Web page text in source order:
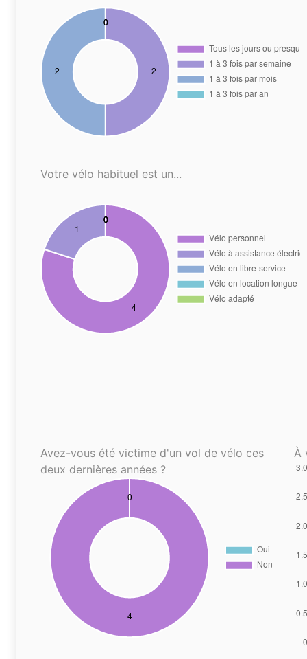
Votre vélo habituel est un...
Avez-vous été victime d'un vol de vélo ces
deux dernières années ?
À